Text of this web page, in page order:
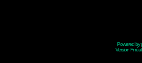
Powered by
Version Fr